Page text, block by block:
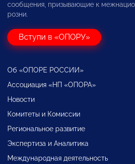
сообщения, призывающие к
розни.
Вступи в «ОПОРУ»
Об «ОПОРЕ РОССИИ»
Ассоциация «НП «ОПОРА»
Новости
Комитеты и Комиссии
Региональное развитие
Экспертиза и Аналитика
Международная деятельность